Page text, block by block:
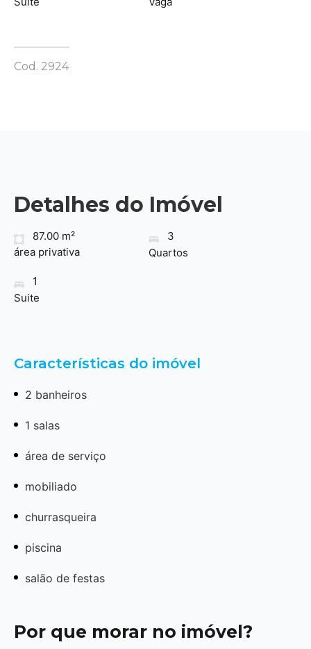
Cod. 2924
Detalhes do Imóvel
87.00 m²
área privativa
3
Quartos
1
Suite
Características do imóvel
2 banheiros
1 salas
área de serviço
mobiliado
churrasqueira
piscina
salão de festas
Por que morar no imóvel?